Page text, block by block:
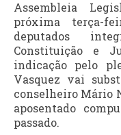
Assembleia
próxima terça-
deputados
Constituição e
indicação pelo
Vasquez vai
conselheiro Mário
aposentado
passado.